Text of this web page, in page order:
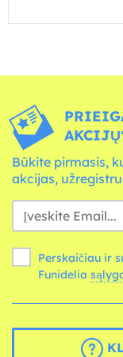
Būkite pirmasis,
akcijas,
Perskaičiau ir
Funidelia